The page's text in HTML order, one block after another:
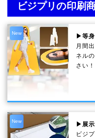
ビジプリの印刷
New
▶等
月間
ネル
さい！
New
▶展
ビジ